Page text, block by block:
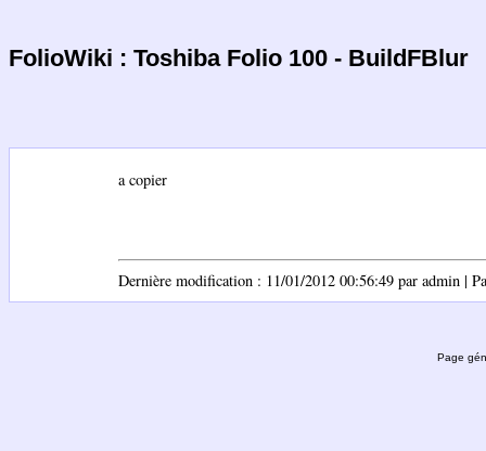
FolioWiki : Toshiba Folio 100 - BuildFBlur
a copier
Dernière modification : 11/01/2012 00:56:49 par admin |
Page